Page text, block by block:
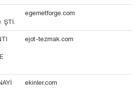
ŞTİ.
egemetforge.com
ejot-tezmak.com
ekinler.com